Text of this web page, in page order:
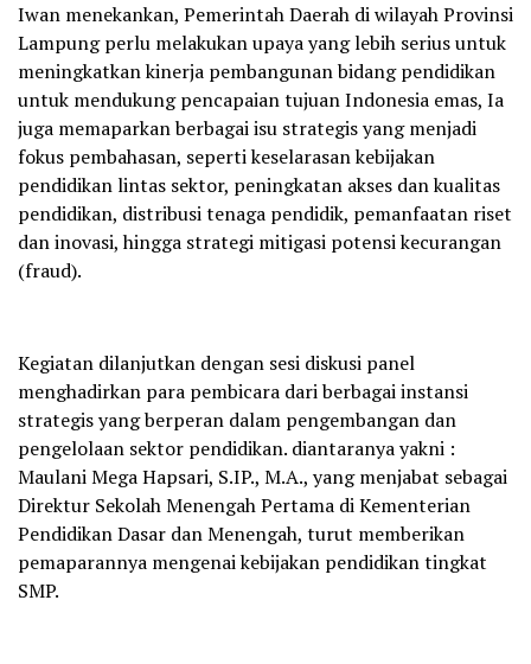
Iwan menekankan, Pemerintah Daerah di wilayah Provinsi
Lampung perlu melakukan upaya yang lebih serius untuk
meningkatkan kinerja pembangunan bidang pendidikan
untuk mendukung pencapaian tujuan Indonesia emas, Ia
juga memaparkan berbagai isu strategis yang menjadi
fokus pembahasan, seperti keselarasan kebijakan
pendidikan lintas sektor, peningkatan akses dan kualitas
pendidikan, distribusi tenaga pendidik, pemanfaatan riset
dan inovasi, hingga strategi mitigasi potensi kecurangan
(fraud).
Kegiatan dilanjutkan dengan sesi diskusi panel
menghadirkan para pembicara dari berbagai instansi
strategis yang berperan dalam pengembangan dan
pengelolaan sektor pendidikan. diantaranya yakni :
Maulani Mega Hapsari, S.IP., M.A., yang menjabat sebagai
Direktur Sekolah Menengah Pertama di Kementerian
Pendidikan Dasar dan Menengah, turut memberikan
pemaparannya mengenai kebijakan pendidikan tingkat
SMP.